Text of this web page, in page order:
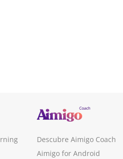
Descubre Aimigo Coach
Aimigo for Android